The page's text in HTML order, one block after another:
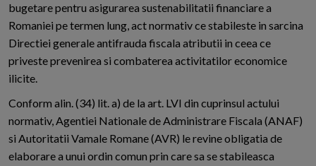
bugetare pentru asigurarea sustenabilitatii financiare a
Romaniei pe termen lung, act normativ ce stabileste in sarcina
Directiei generale antifrauda fiscala atributii in ceea ce
priveste prevenirea si combaterea activitatilor economice
ilicite.
Conform alin. (34) lit. a) de la art. LVI din cuprinsul actului
normativ, Agentiei Nationale de Administrare Fiscala (ANAF)
si Autoritatii Vamale Romane (AVR) le revine obligatia de
elaborare a unui ordin comun prin care sa se stabileasca